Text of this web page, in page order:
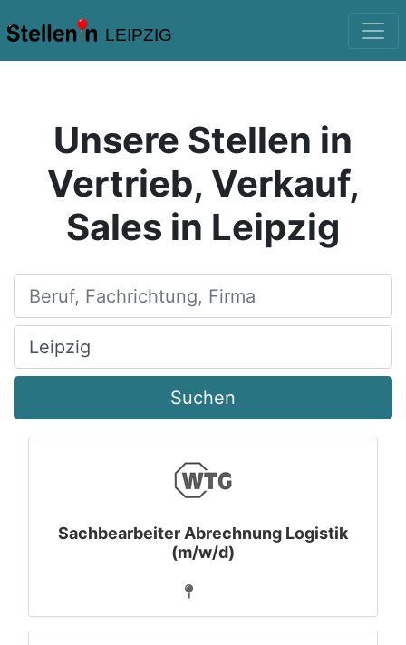
LEIPZIG
Unsere Stellen in
Vertrieb, Verkauf,
Sales in Leipzig
Beruf, Fachrichtung, Firma
Ort, Stadt
Suchen
Sachbearbeiter Abrechnung Logistik
(m/w/d)